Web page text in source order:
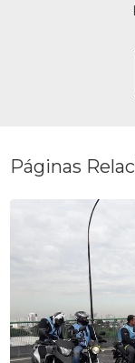
Páginas